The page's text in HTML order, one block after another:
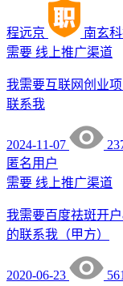
程远京 南玄
需要 线上推广渠道
我需要互联网创业
联系我
2024-11-07
匿名用户
需要 线上推广渠道
我需要百度祛斑开
的联系我（甲方）
2020-06-23